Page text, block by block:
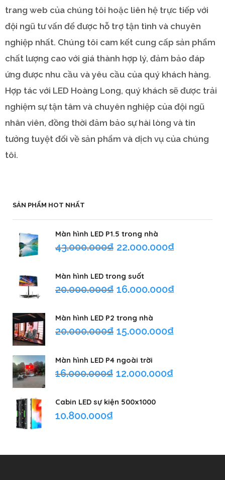
trang web của chúng tôi hoặc liên hệ trực tiếp với
đội ngũ tư vấn để được hỗ trợ tận tình và chuyên
nghiệp nhất. Chúng tôi cam kết cung cấp sản phẩm
chất lượng cao với giá thành hợp lý, đảm bảo đáp
ứng được nhu cầu và yêu cầu của quý khách hàng.
Hợp tác với LED Hoàng Long, quý khách sẽ được trải
nghiệm sự tận tâm và chuyên nghiệp của đội ngũ
nhân viên, đồng thời đảm bảo sự hài lòng và tin
tưởng tuyệt đối về sản phẩm và dịch vụ của chúng
tôi.
SẢN PHẨM HOT NHẤT
Màn hình LED P1.5 trong nhà
43.000.000₫ 22.000.000₫
Màn hình LED trong suốt
20.000.000₫ 16.000.000₫
Màn hình LED P2 trong nhà
20.000.000₫ 15.000.000₫
Màn hình LED P4 ngoài trời
16.000.000₫ 12.000.000₫
Cabin LED sự kiện 500x1000
10.800.000₫